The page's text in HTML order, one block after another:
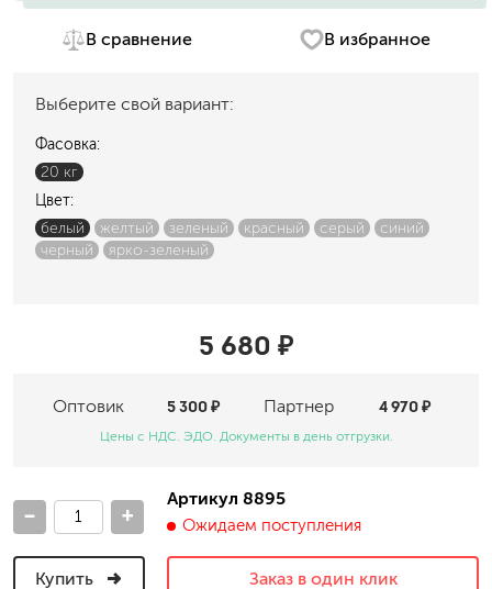
В сравнение В избранное
Выберите свой вариант:
Фасовка:
20 кг
Цвет:
белый
желтый зеленый красный серый
синий
черный
ярко-зеленый
5 680 ₽
Оптовик Партнер
5 300 ₽ 4 970 ₽
Цены с НДС. ЭДО. Документы в день отгрузки.
- +
Артикул 8895
Ожидаем поступления
Купить Заказ в один клик